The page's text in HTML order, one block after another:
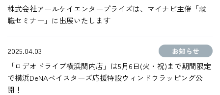
株式会社アールケイエンタープライズは、マイナビ主催「就
職セミナー」に出展いたします
2025.04.03 お知らせ
「ロデオドライブ横浜関内店」は5月6日(火・祝)まで期間限定
で横浜DeNAベイスターズ応援特設ウィンドウラッピング公
開！